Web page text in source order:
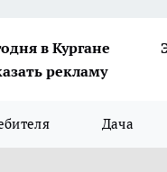
в Кургане
рекламу
Дача